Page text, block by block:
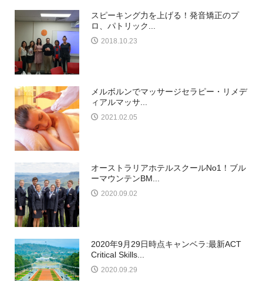
スピーキング力を上げる！発音矯正のプ
ロ、パトリック...
2018.10.23
メルボルンでマッサージセラピー・リメデ
ィアルマッサ...
2021.02.05
オーストラリアホテルスクールNo1！ブル
ーマウンテンBM...
2020.09.02
2020年9月29日時点キャンベラ:最新ACT
Critical Skills...
2020.09.29